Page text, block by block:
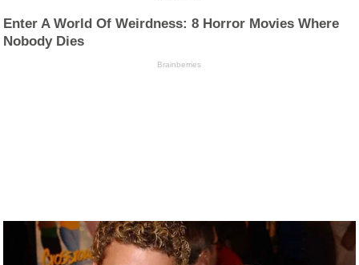
Enter A World Of Weirdness: 8 Horror Movies Where
Nobody Dies
Brainberries